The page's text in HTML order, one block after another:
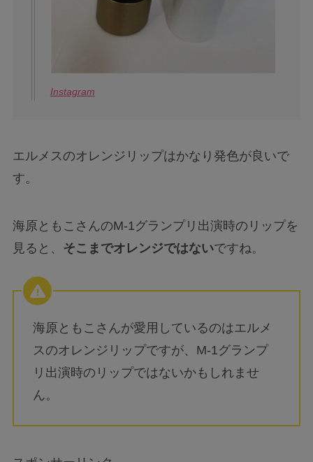
Instagram
エルメスのオレンジリップはかなり発色が良いで
す。
海原ともこさんのM-1グランプリ出演時のリップを
見ると、 そこまでオレンジではないですね。
海原ともこさんが愛用しているのはエルメ
スのオレンジリップですが、M-1グランプ
リ出演時のリップではないかもしれませ
ん。